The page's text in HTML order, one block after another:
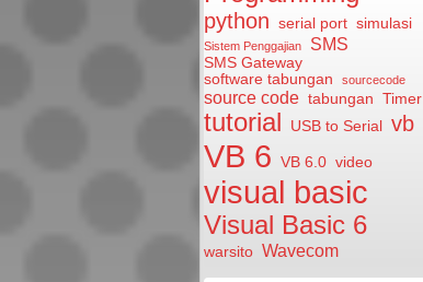
python serial port simulasi
Sistem Penggajian SMS
SMS Gateway
software tabungan
sourcecode
source code tabungan Timer
tutorial USB to Serial vb
VB 6 VB 6.0 video
visual basic
Visual Basic 6
warsito Wavecom